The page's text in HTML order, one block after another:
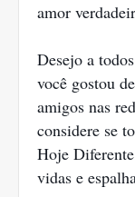
amor
Desejo a
você gostou
amigos nas
considere se
Hoje
vidas e